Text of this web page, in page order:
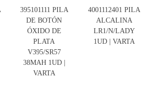
395101111 PILA
DE BOTÓN
ÓXIDO DE
PLATA
V395/SR57
38MAH 1UD |
VARTA
4001112401 PILA
ALCALINA
LR1/N/LADY
1UD | VARTA